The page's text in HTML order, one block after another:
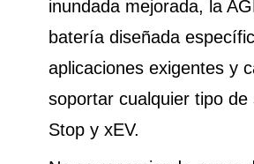
inundada mejorada, la
batería diseñada
aplicaciones exigentes y
soportar cualquier tipo
Stop y xEV.